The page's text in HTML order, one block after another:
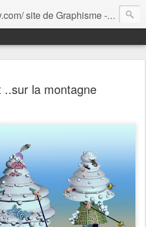
- Illustrations - Edition - Animations - Publicité
..sur la montagne